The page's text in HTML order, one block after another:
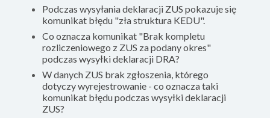
Podczas wysyłania deklaracji ZUS pokazuje się
komunikat błędu "zła struktura KEDU".
Co oznacza komunikat "Brak kompletu
rozliczeniowego z ZUS za podany okres"
podczas wysyłki deklaracji DRA?
W danych ZUS brak zgłoszenia, którego
dotyczy wyrejestrowanie - co oznacza taki
komunikat błędu podczas wysyłki deklaracji
ZUS?